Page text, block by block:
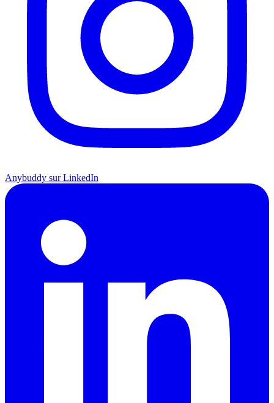
Anybuddy sur LinkedIn